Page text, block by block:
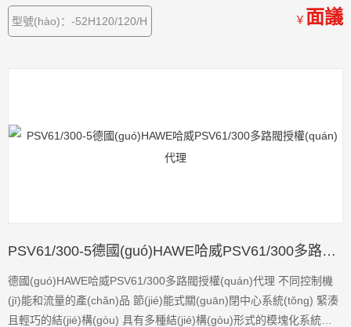
(tǒng)
型號(hào)：-52H120/120/H
￥ 面議
PSV61/300-5德國(guó)HAWE哈威PSV61/300多路閥授權(quán)代理
德國(guó)HAWE哈威PSV61/300多路閥授權(quán)代理 不同控制機
(jī)能和流量的產(chǎn)品 節(jié)能式關(guān)閉中心系統(tǒng) 緊湊
且輕巧的結(jié)構(gòu) 具有多種結(jié)構(gòu)形式的模塊化系統